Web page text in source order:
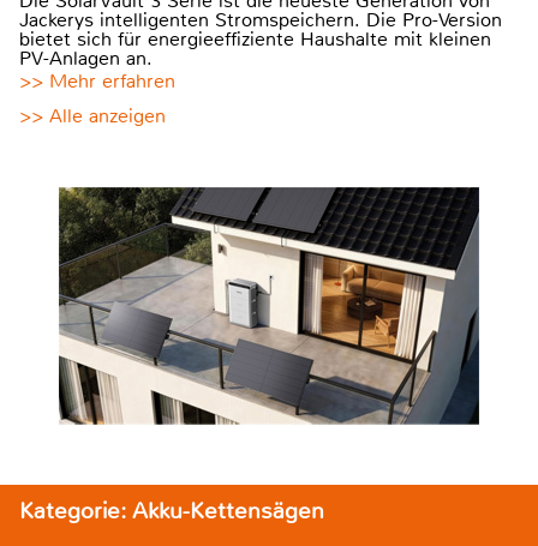
Jackerys intelligenten Stromspeichern. Die Pro-Version
bietet sich für energieeffiziente Haushalte mit kleinen
PV-Anlagen an.
>> Mehr erfahren
>> Alle anzeigen
Kategorie: Akku-Kettensägen